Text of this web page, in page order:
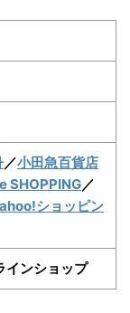
／小田急百貨店
SHOPPING／
ショッピン
ンショップ